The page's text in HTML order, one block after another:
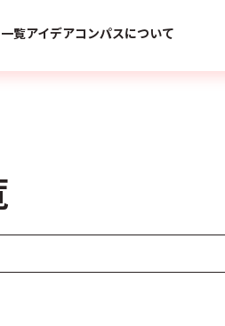
覧アイデアコンパスについて